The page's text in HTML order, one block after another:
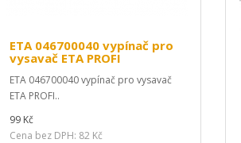
ETA 046700040 vypínač pro
vysavač ETA PROFI
ETA 046700040 vypínač pro vysavač
ETA PROFI..
99 Kč
Cena bez DPH: 82 Kč